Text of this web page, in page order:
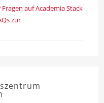
auf Academia Stack
zur